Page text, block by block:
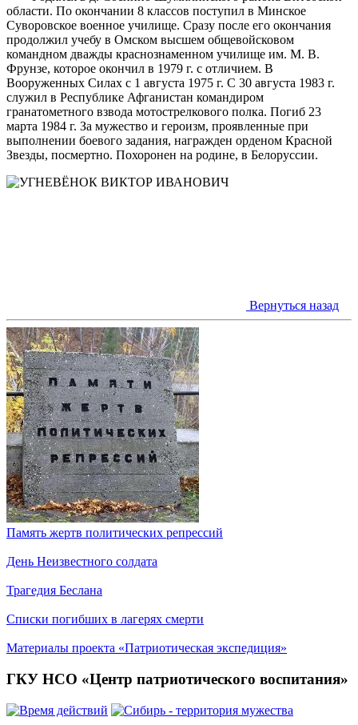
области. По окончании 8 классов поступил в Минское
Суворовское военное училище. Сразу после его окончания
продолжил учебу в Омском высшем общевойсковом
командном дважды краснознаменном училище им. М. В.
Фрунзе, которое окончил в 1979 г. с отличием. В
Вооруженных Силах с 1 августа 1975 г. С 30 августа 1983 г.
служил в Республике Афганистан командиром
гранатометного взвода мотострелкового полка. Погиб 23
марта 1984 г. За мужество и героизм, проявленные при
выполнении боевого задания, награжден орденом Красной
Вернуться назад
Память жертв политических репрессий
День Неизвестного солдата
Трагедия Беслана
Списки погибших в лагерях смерти
Материалы проекта «Патриотическая экспедиция»
ГКУ НСО «Центр патриотического воспитания»